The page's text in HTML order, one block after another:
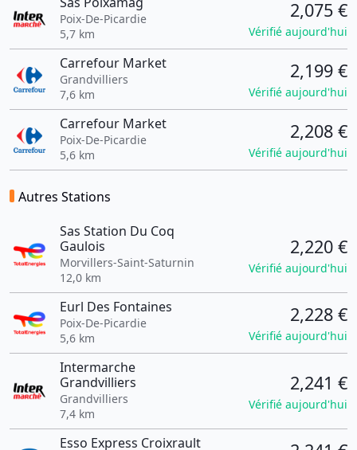
Poix-De-Picardie
5,7 km
2,075 €
Vérifié aujourd'hui
Carrefour Market
Grandvilliers
7,6 km
2,199 €
Vérifié aujourd'hui
Carrefour Market
Poix-De-Picardie
5,6 km
2,208 €
Vérifié aujourd'hui
Autres Stations
Sas Station Du Coq
Gaulois
Morvillers-Saint-Saturnin
12,0 km
2,220 €
Vérifié aujourd'hui
Eurl Des Fontaines
Poix-De-Picardie
5,6 km
2,228 €
Vérifié aujourd'hui
Intermarche
Grandvilliers
Grandvilliers
7,4 km
2,241 €
Vérifié aujourd'hui
Esso Express Croixrault